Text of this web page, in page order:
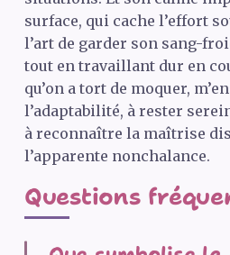
surface, qui cache l’effort
l’art de garder son sang-
tout en travaillant dur en
qu’on a tort de moquer,
l’adaptabilité, à rester
à reconnaître la maîtrise
l’apparente nonchalance.
Questions